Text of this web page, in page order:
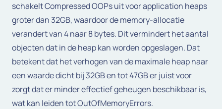
schakelt Compressed OOPs uit voor application heaps
groter dan 32GB, waardoor de memory-allocatie
verandert van 4 naar 8 bytes. Dit vermindert het aantal
objecten dat in de heap kan worden opgeslagen. Dat
betekent dat het verhogen van de maximale heap naar
een waarde dicht bij 32GB en tot 47GB er juist voor
zorgt dat er minder effectief geheugen beschikbaar is,
wat kan leiden tot OutOfMemoryErrors.